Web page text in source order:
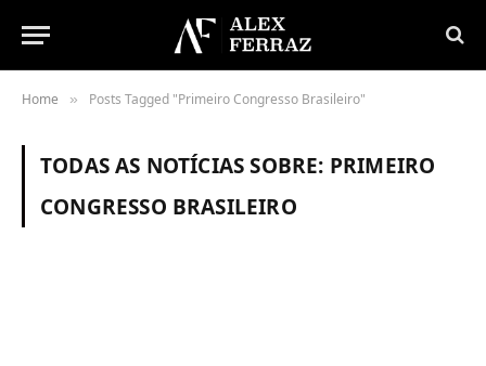
Home » Posts Tagged "Primeiro Congresso Brasileiro"
TODAS AS NOTÍCIAS SOBRE: PRIMEIRO
CONGRESSO BRASILEIRO